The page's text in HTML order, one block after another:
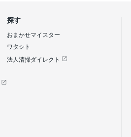
探す
おまかせマイスター
ワタシト
法人清掃ダイレクト